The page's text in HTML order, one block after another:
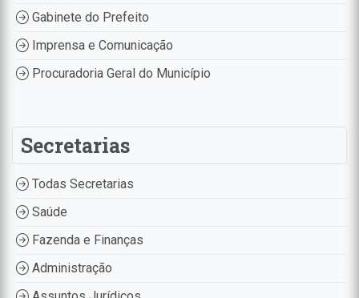
Gabinete do Prefeito
Imprensa e Comunicação
Procuradoria Geral do Município
Secretarias
Todas Secretarias
Saúde
Fazenda e Finanças
Administração